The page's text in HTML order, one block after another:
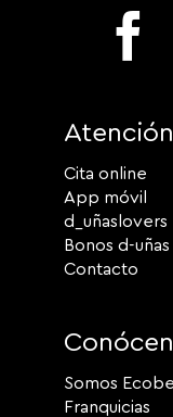
Cita online
App móvil
d_uñaslovers
Bonos d-uñas
Contacto
Somos
Franquicias